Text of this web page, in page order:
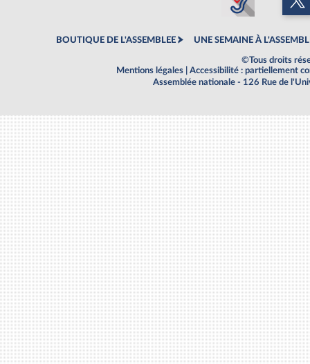
BOUTIQUE DE L'ASSEMBLEE UNE SEMAINE À
©Tous droits
Mentions légales
Accessibilité : partiellement
Assemblée nationale - 126 Rue de